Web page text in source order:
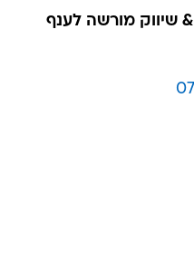
& שיווק מורשה לענף